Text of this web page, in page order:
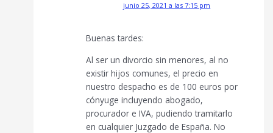
junio 25, 2021 a las 7:15 pm
Buenas tardes:
Al ser un divorcio sin menores, al no
existir hijos comunes, el precio en
nuestro despacho es de 100 euros por
cónyuge incluyendo abogado,
procurador e IVA, pudiendo tramitarlo
en cualquier Juzgado de España. No